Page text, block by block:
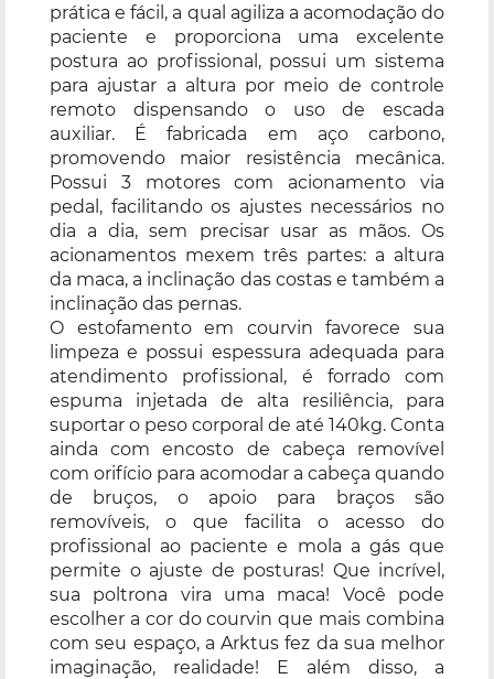
prática e fácil, a qual agiliza a acomodação do
paciente e proporciona uma excelente
postura ao profissional, possui um sistema
para ajustar a altura por meio de controle
remoto dispensando o uso de escada
auxiliar. É fabricada em aço carbono,
promovendo maior resistência mecânica.
Possui 3 motores com acionamento via
pedal, facilitando os ajustes necessários no
dia a dia, sem precisar usar as mãos. Os
acionamentos mexem três partes: a altura
da maca, a inclinação das costas e também a
inclinação das pernas.
O estofamento em courvin favorece sua
limpeza e possui espessura adequada para
atendimento profissional, é forrado com
espuma injetada de alta resiliência, para
suportar o peso corporal de até 140kg. Conta
ainda com encosto de cabeça removível
com orifício para acomodar a cabeça quando
de bruços, o apoio para braços são
removíveis, o que facilita o acesso do
profissional ao paciente e mola a gás que
permite o ajuste de posturas! Que incrível,
sua poltrona vira uma maca! Você pode
escolher a cor do courvin que mais combina
com seu espaço, a Arktus fez da sua melhor
imaginação, realidade! E além disso, a